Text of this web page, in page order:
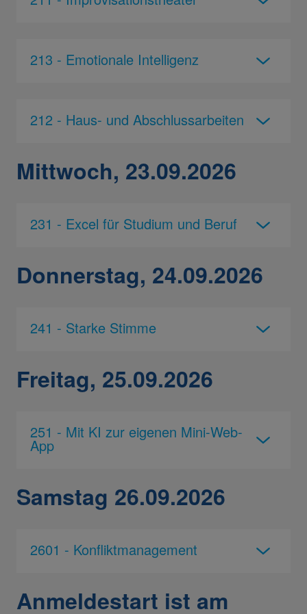
213 - Emotionale Intelligenz
212 - Haus- und Abschlussarbeiten
Mittwoch, 23.09.2026
231 - Excel für Studium und Beruf
Donnerstag, 24.09.2026
241 - Starke Stimme
Freitag, 25.09.2026
251 - Mit KI zur eigenen Mini-Web-
App
Samstag 26.09.2026
2601 - Konfliktmanagement
Anmeldestart ist am